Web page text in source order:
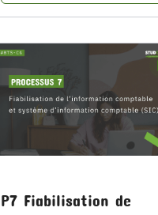
P7 Fiabilisation de